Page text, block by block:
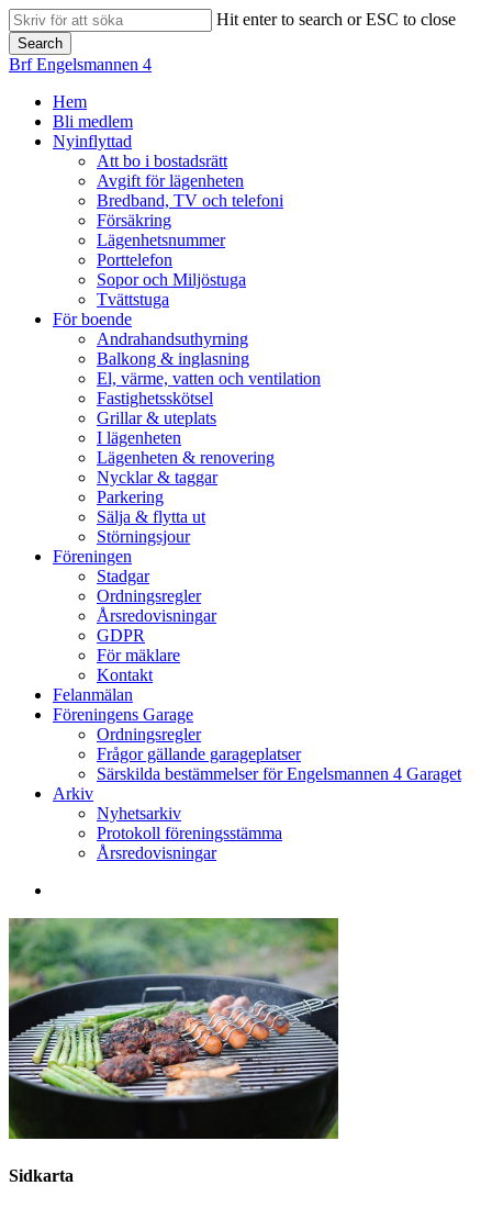
Skip
to
main
content
Hit enter to search or ESC to close
Search
Close
Brf Engelsmannen 4
search
Menu
Hem
Bli medlem
Nyinflyttad
Att bo i bostadsrätt
Avgift för lägenheten
Bredband, TV och telefoni
Försäkring
Lägenhetsnummer
Porttelefon
Sopor och Miljöstuga
Tvättstuga
För boende
Andrahandsuthyrning
Balkong & inglasning
El, värme, vatten och ventilation
Fastighetsskötsel
Grillar & uteplats
I lägenheten
Lägenheten & renovering
Nycklar & taggar
Parkering
Sälja & flytta ut
Störningsjour
Föreningen
Stadgar
Ordningsregler
Årsredovisningar
GDPR
För mäklare
Kontakt
Felanmälan
Föreningens Garage
Ordningsregler
Frågor gällande garageplatser
Särskilda bestämmelser för Engelsmannen 4 Garaget
Arkiv
Nyhetsarkiv
Protokoll föreningsstämma
Årsredovisningar
Sidkarta